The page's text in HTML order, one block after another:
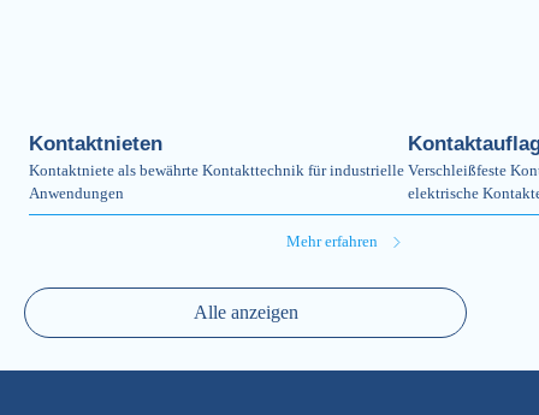
Kontaktnieten
Kontaktniete als bewährte Kontakttechnik für industrielle
Anwendungen
Mehr erfahren
Verschleißfeste
elektrische
Alle anzeigen